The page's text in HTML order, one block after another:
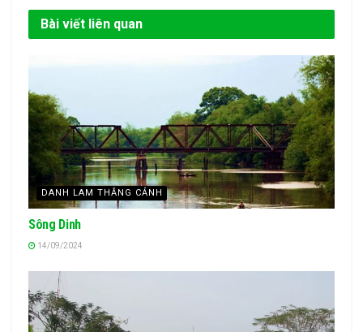
Bài viết liên quan
DANH LAM THẮNG CẢNH
Sông Dinh
14/09/2024